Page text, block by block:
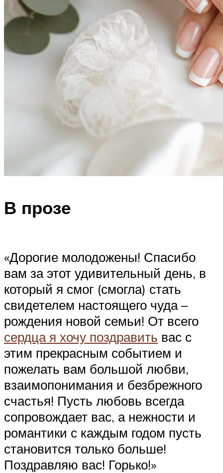
В прозе
«Дорогие молодожены! Спасибо
вам за этот удивительный день, в
который я смог (смогла) стать
свидетелем настоящего чуда –
рождения новой семьи! От всего
сердца я хочу поздравить вас с
этим прекрасным событием и
пожелать вам большой любви,
взаимопонимания и безбрежного
счастья! Пусть любовь всегда
сопровождает вас, а нежности и
романтики с каждым годом пусть
становится только больше!
Поздравляю вас! Горько!»